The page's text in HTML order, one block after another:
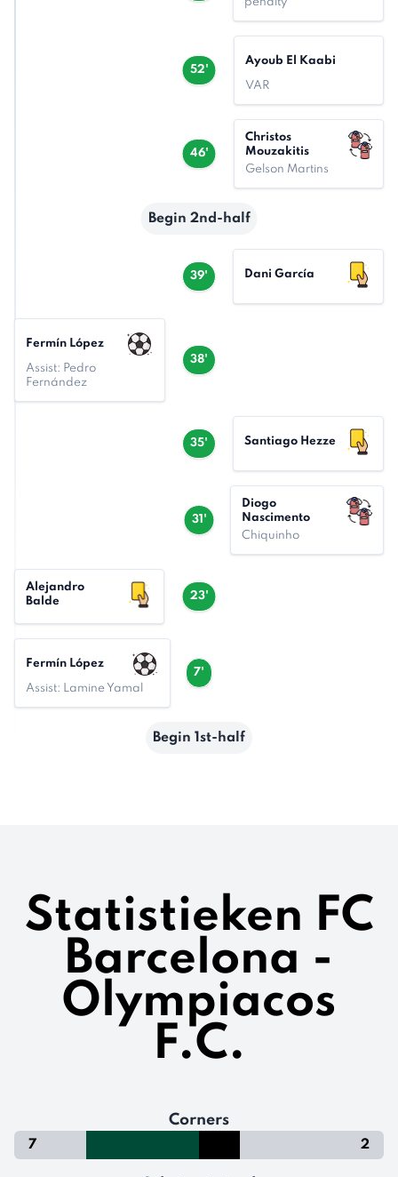
52'
Ayoub El Kaabi
VAR
46'
Christos
Mouzakitis
Gelson Martins
Begin 2nd-half
39' Dani García
38'
Fermín López
Assist: Pedro
Fernández
35' Santiago Hezze
31'
Diogo
Nascimento
Chiquinho
23'
Alejandro
Balde
7'
Fermín López
Assist: Lamine Yamal
Begin 1st-half
Statistieken FC
Barcelona -
Olympiacos
F.C.
Corners
7 2